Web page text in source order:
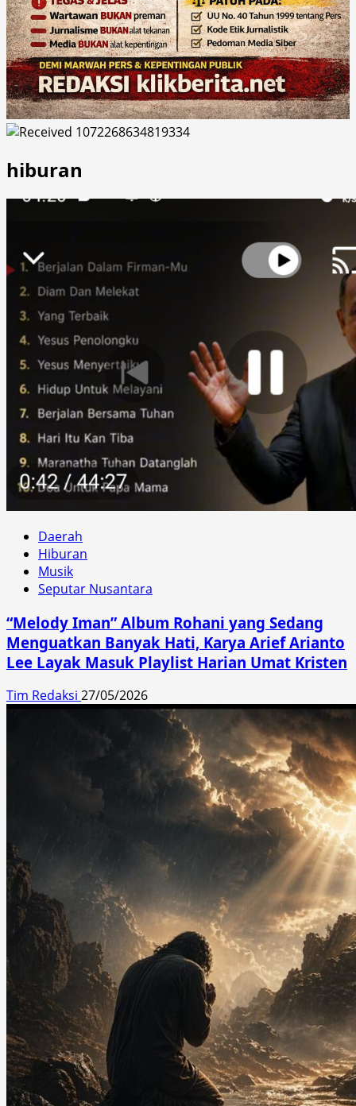
hiburan
Daerah
Hiburan
Musik
Seputar Nusantara
“Melody Iman” Album Rohani yang Sedang
Menguatkan Banyak Hati, Karya Arief Arianto
Lee Layak Masuk Playlist Harian Umat Kristen
Tim Redaksi 27/05/2026